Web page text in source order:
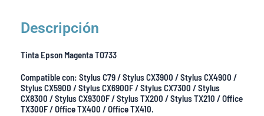
Descripción
Tinta Epson Magenta TO733
Compatible con: Stylus C79 / Stylus CX3900 / Stylus CX4900 /
Stylus CX5900 / Stylus CX6900F / Stylus CX7300 / Stylus
CX8300 / Stylus CX9300F / Stylus TX200 / Stylus TX210 / Office
TX300F / Office TX400 / Office TX410.